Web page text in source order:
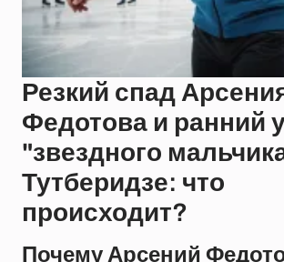
Резкий спад
Федотова и ранний
"звездного
Тутберидзе: что
происходит?
Почему Арсений